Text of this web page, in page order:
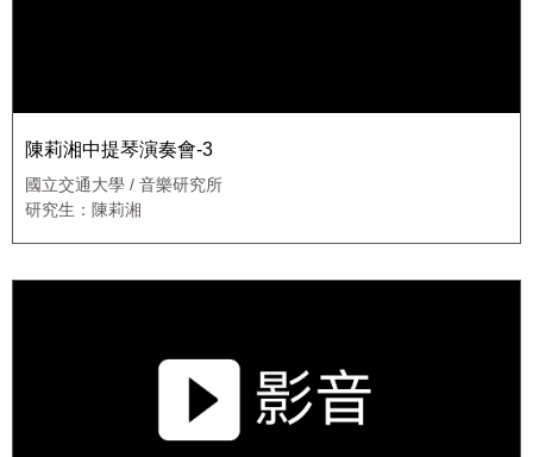
陳莉湘中提琴演奏會-3
國立交通大學 / 音樂研究所
研究生：陳莉湘